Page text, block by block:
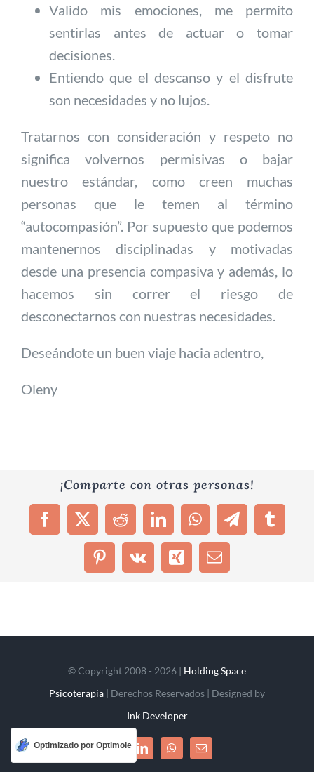
Valido mis emociones, me permito
sentirlas antes de actuar o tomar
decisiones.
Entiendo que el descanso y el disfrute
son necesidades y no lujos.
Tratarnos con consideración y respeto no
significa volvernos permisivas o bajar
nuestro estándar, como creen muchas
personas que le temen al término
“autocompasión”. Por supuesto que podemos
mantenernos disciplinadas y motivadas
desde una presencia compasiva y además, lo
hacemos sin correr el riesgo de
desconectarnos con nuestras necesidades.
Deseándote un buen viaje hacia adentro,
Oleny
¡Comparte con otras personas!
Facebook
X RedditLinkedInWhatsAppTelegramTumblr
Pinterest
Vk Xing
Correo
© Copyright 2008 - 2026 | Holding Space
Psicoterapia | Derechos Reservados | Designed by
Ink Developer
Optimizado por Optimole